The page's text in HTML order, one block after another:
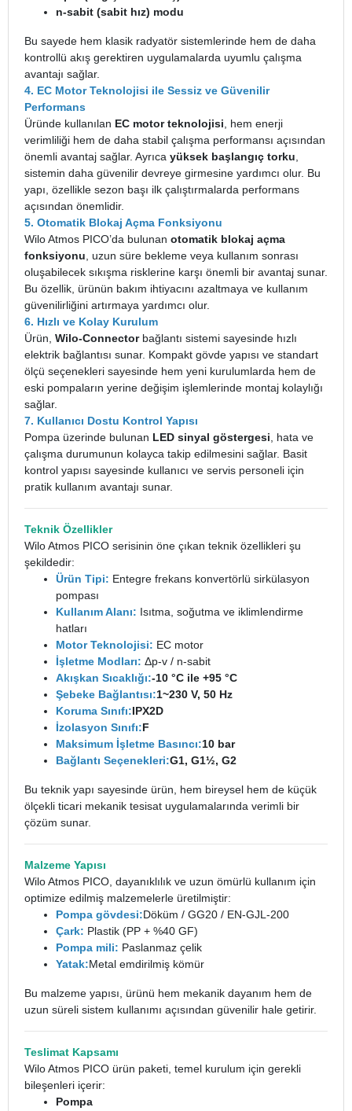
n-sabit (sabit hız) modu
Bu sayede hem klasik radyatör sistemlerinde hem de daha
kontrollü akış gerektiren uygulamalarda uyumlu çalışma
avantajı sağlar.
4. EC Motor Teknolojisi ile Sessiz ve Güvenilir
Performans
Üründe kullanılan EC motor teknolojisi , hem enerji
verimliliği hem de daha stabil çalışma performansı açısından
önemli avantaj sağlar. Ayrıca yüksek başlangıç torku
sistemin daha güvenilir devreye girmesine yardımcı olur. Bu
yapı, özellikle sezon başı ilk çalıştırmalarda performans
açısından önemlidir.
5. Otomatik Blokaj Açma Fonksiyonu
Wilo Atmos PICO’da bulunan otomatik blokaj açma
fonksiyonu , uzun süre bekleme veya kullanım sonrası
oluşabilecek sıkışma risklerine karşı önemli bir avantaj sunar.
Bu özellik, ürünün bakım ihtiyacını azaltmaya ve kullanım
güvenilirliğini artırmaya yardımcı olur.
6. Hızlı ve Kolay Kurulum
Ürün, Wilo-Connectorbağlantı sistemi sayesinde hızlı
elektrik bağlantısı sunar. Kompakt gövde yapısı ve standart
ölçü seçenekleri sayesinde hem yeni kurulumlarda hem de
eski pompaların yerine değişim işlemlerinde montaj kolaylığı
sağlar.
7. Kullanıcı Dostu Kontrol Yapısı
Pompa üzerinde bulunan LED sinyal göstergesi , hata ve
çalışma durumunun kolayca takip edilmesini sağlar. Basit
kontrol yapısı sayesinde kullanıcı ve servis personeli için
pratik kullanım avantajı sunar.
Teknik Özellikler
Wilo Atmos PICO serisinin öne çıkan teknik özellikleri şu
şekildedir:
Ürün Tipi: Entegre frekans konvertörlü sirkülasyon
pompası
Kullanım Alanı: Isıtma, soğutma ve iklimlendirme
hatları
Motor Teknolojisi: EC motor
İşletme Modları: Δp-v / n-sabit
Akışkan Sıcaklığı:-10 °C ile +95 °C
Şebeke Bağlantısı:1~230 V, 50 Hz
Koruma Sınıfı:IPX2D
İzolasyon Sınıfı:F
Maksimum İşletme Basıncı:10 bar
Bağlantı Seçenekleri:G1, G1½, G2
Bu teknik yapı sayesinde ürün, hem bireysel hem de küçük
ölçekli ticari mekanik tesisat uygulamalarında verimli bir
çözüm sunar.
Malzeme Yapısı
Wilo Atmos PICO, dayanıklılık ve uzun ömürlü kullanım için
optimize edilmiş malzemelerle üretilmiştir:
Pompa gövdesi:Döküm / GG20 / EN-GJL-200
Çark: Plastik (PP + %40 GF)
Pompa mili: Paslanmaz çelik
Yatak:Metal emdirilmiş kömür
Bu malzeme yapısı, ürünü hem mekanik dayanım hem de
uzun süreli sistem kullanımı açısından güvenilir hale getirir.
Teslimat Kapsamı
Wilo Atmos PICO ürün paketi, temel kurulum için gerekli
bileşenleri içerir:
Pompa